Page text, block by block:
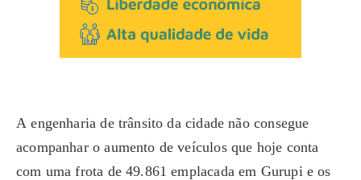
A engenharia de trânsito da cidade não consegue
acompanhar o aumento de veículos que hoje conta
com uma frota de 49.861 emplacada em Gurupi e os